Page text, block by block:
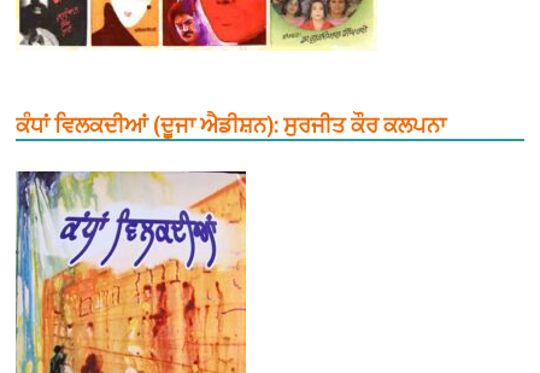
ਕੰਧਾਂ ਵਿਲਕਦੀਆਂ (ਦੂਜਾ ਐਡੀਸ਼ਨ): ਸੁਰਜੀਤ ਕੌਰ ਕਲਪਨਾ